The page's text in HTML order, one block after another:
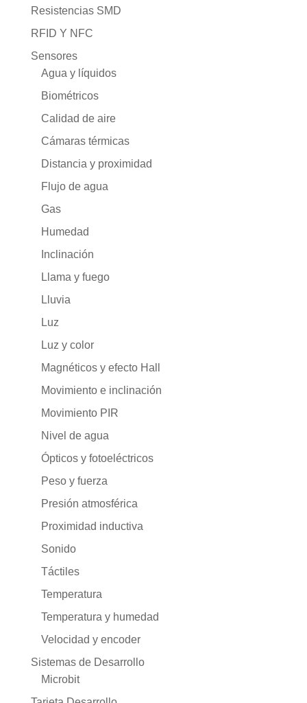
Resistencias SMD
RFID Y NFC
Sensores
Agua y líquidos
Biométricos
Calidad de aire
Cámaras térmicas
Distancia y proximidad
Flujo de agua
Gas
Humedad
Inclinación
Llama y fuego
Lluvia
Luz
Luz y color
Magnéticos y efecto Hall
Movimiento e inclinación
Movimiento PIR
Nivel de agua
Ópticos y fotoeléctricos
Peso y fuerza
Presión atmosférica
Proximidad inductiva
Sonido
Táctiles
Temperatura
Temperatura y humedad
Velocidad y encoder
Sistemas de Desarrollo
Microbit